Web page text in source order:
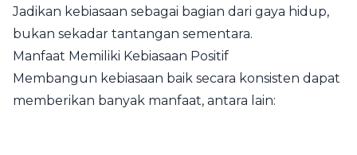
Jadikan kebiasaan sebagai bagian dari gaya hidup,
bukan sekadar tantangan sementara.
Manfaat Memiliki Kebiasaan Positif
Membangun kebiasaan baik secara konsisten dapat
memberikan banyak manfaat, antara lain: